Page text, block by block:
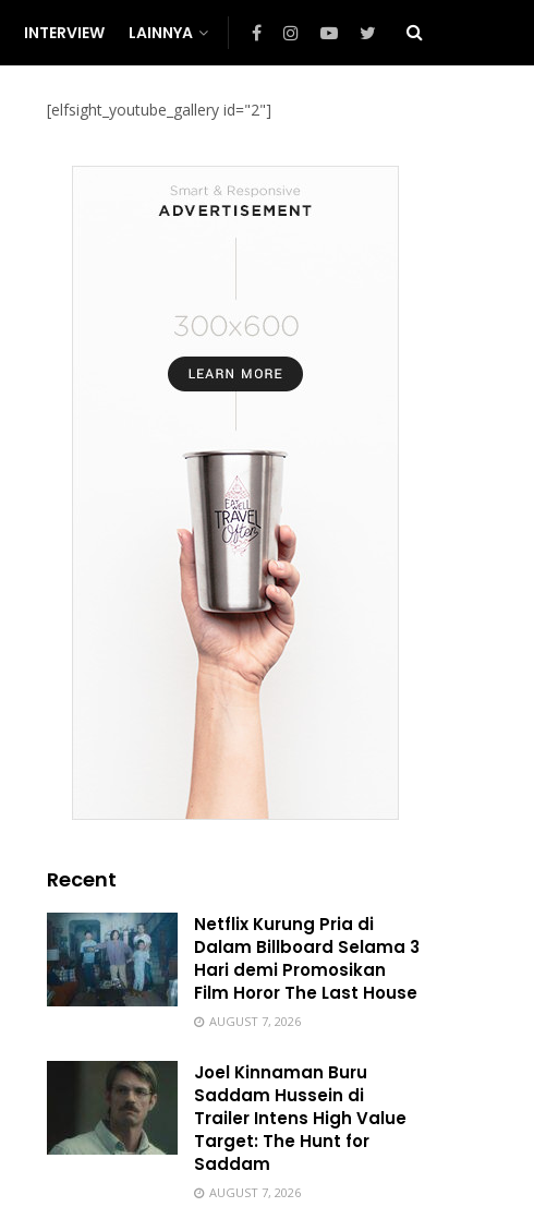
INTERVIEW LAINNYA
[elfsight_youtube_gallery id="2"]
Recent
Netflix Kurung Pria di
Dalam Billboard Selama 3
Hari demi Promosikan
Film Horor The Last House
AUGUST 7, 2026
Joel Kinnaman Buru
Saddam Hussein di
Trailer Intens High Value
Target: The Hunt for
Saddam
AUGUST 7, 2026